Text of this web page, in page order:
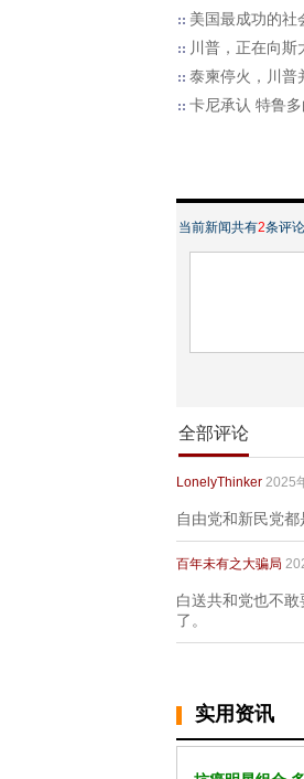
美国最成功的社
川普，正在向斯
泰柬停火，川普
卡尼承认 特鲁
当前新闻共有2条评论
全部评论
LonelyThinker 2025
自由党和新民党都
百年未有之大骗局
白送共和党也不
了。
实用资讯